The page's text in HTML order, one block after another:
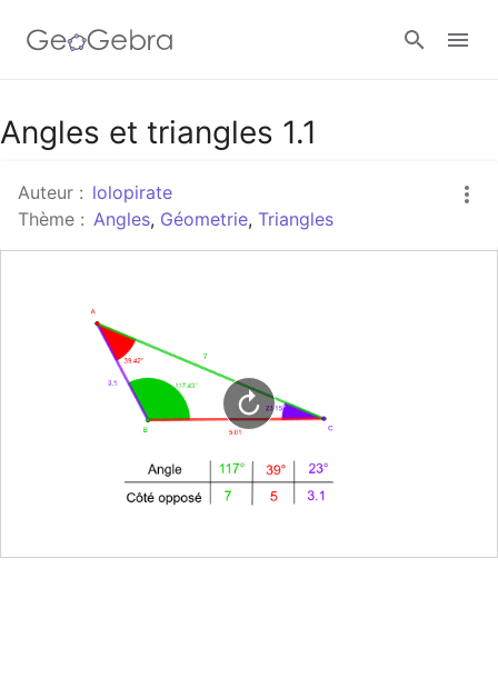
Google Classroom
Classe GeoGebra
Angles et triangles 1.1
Auteur : lolopirate
Thème : Angles, Géometrie, Triangles